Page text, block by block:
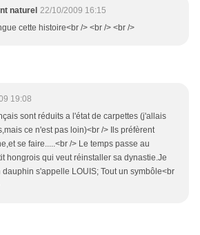
naturel 22/10/2009 16:15
cette histoire<br /> <br /> <br />
19:08
sont réduits a l'état de carpettes (j'allais
ce n'est pas loin)<br /> Ils préfèrent
se faire.....<br /> Le temps passe au
hongrois qui veut réinstaller sa dynastie.Je
s'appelle LOUIS; Tout un symbôle<br